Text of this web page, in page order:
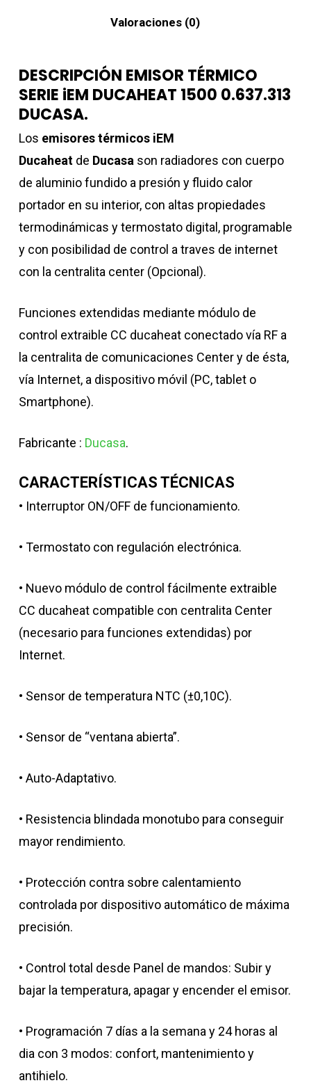
Valoraciones (0)
DESCRIPCIÓN EMISOR TÉRMICO
SERIE iEM DUCAHEAT 1500 0.637.313
DUCASA.
Los emisores térmicos iEM
Ducaheatde Ducasason radiadores con cuerpo
de aluminio fundido a presión y fluido calor
portador en su interior, con altas propiedades
termodinámicas y termostato digital, programable
y con posibilidad de control a traves de internet
con la centralita center (Opcional).
Funciones extendidas mediante módulo de
control extraible CC ducaheat conectado vía RF a
la centralita de comunicaciones Center y de ésta,
vía Internet, a dispositivo móvil (PC, tablet o
Smartphone).
Fabricante : Ducasa.
CARACTERÍSTICAS TÉCNICAS
• Interruptor ON/OFF de funcionamiento.
• Termostato con regulación electrónica.
• Nuevo módulo de control fácilmente extraible
CC ducaheat compatible con centralita Center
(necesario para funciones extendidas) por
Internet.
• Sensor de temperatura NTC (±0,10C).
• Sensor de “ventana abierta”.
• Auto-Adaptativo.
• Resistencia blindada monotubo para conseguir
mayor rendimiento.
• Protección contra sobre calentamiento
controlada por dispositivo automático de máxima
precisión.
• Control total desde Panel de mandos: Subir y
bajar la temperatura, apagar y encender el emisor.
• Programación 7 días a la semana y 24 horas al
dia con 3 modos: confort, mantenimiento y
antihielo.